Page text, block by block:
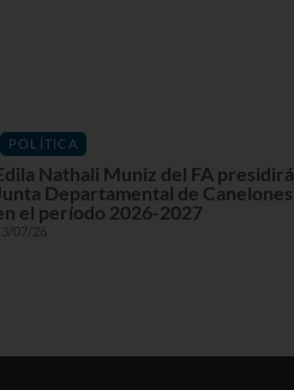
POLÍTICA
Nathali Muniz del FA presidirá
Departamental de Canelones
el período 2026-2027
07/26